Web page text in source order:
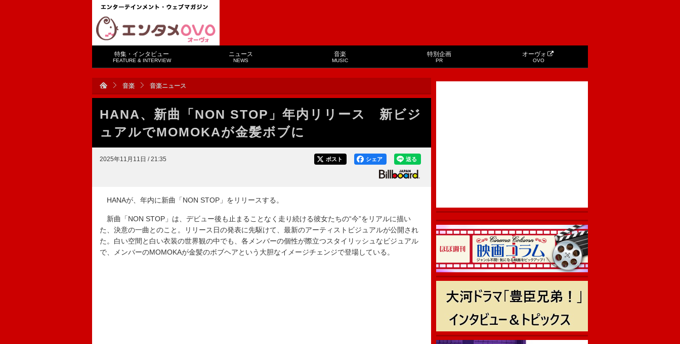
特集・インタビュー
FEATURE & INTERVIEW
ニュース
NEWS
音楽
MUSIC
特別企画
PR
オーヴォ
OVO
音楽 音楽ニュース
HANA、新曲「NON STOP」年内リリース 新ビジ
ュアルでMOMOKAが金髪ボブに
2025年11月11日 / 21:35 送る
シェア
ポスト
HANAが、年内に新曲「NON STOP」をリリースする。
新曲「NON STOP」は、デビュー後も止まることなく走り続ける彼女たちの“今”をリアルに描い
た、決意の一曲とのこと。リリース日の発表に先駆けて、最新のアーティストビジュアルが公開され
た。白い空間と白い衣装の世界観の中でも、各メンバーの個性が際立つスタイリッシュなビジュアル
で、メンバーのMOMOKAが金髪のボブヘアという大胆なイメージチェンジで登場している。